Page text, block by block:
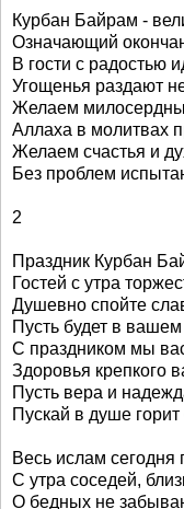
Курбан Байрам -
Означающий
В гости с радостью
Угощенья раздают
Желаем
Аллаха в молитвах
Желаем счастья и
Без проблем
2
Праздник Курбан
Гостей с утра
Душевно спойте
Пусть будет в
С праздником мы
Здоровья крепкого
Пусть вера и
Пускай в душе горит
Весь ислам сегодня
С утра соседей,
О бедных не